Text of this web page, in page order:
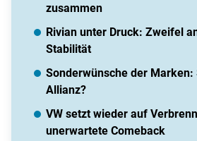
zusammen
Rivian unter Druck: Zweifel
Stabilität
Sonderwünsche der Marken:
Allianz?
VW setzt wieder auf
unerwartete Comeback